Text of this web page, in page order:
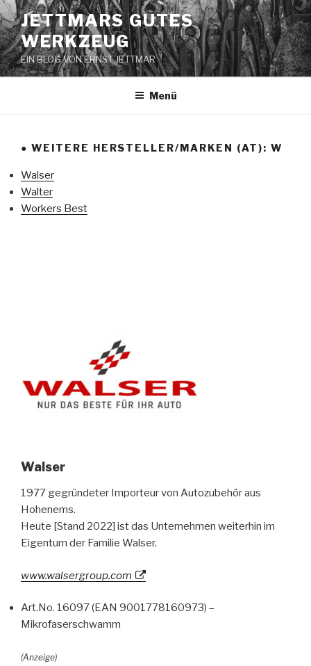
Zum
Inhalt
springen
JETTMARS GUTES
WERKZEUG
EIN BLOG VON ERNST JETTMAR
Menü
● WEITERE HERSTELLER/MARKEN (AT): W
Walser
Walter
Workers Best
Walser
1977 gegründeter Importeur von Autozubehör aus
Hohenems.
Heute [Stand 2022] ist das Unternehmen weiterhin im
Eigentum der Familie Walser.
www.walsergroup.com
Art.No. 16097 (EAN 9001778160973) –
Mikrofaserschwamm
(Anzeige)